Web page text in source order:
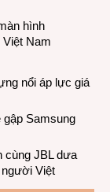
hình
Nam
nổi áp lực giá
gập Samsung
cùng JBL dưa
Việt